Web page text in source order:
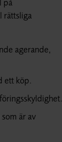
rättsliga
agerande,
ett köp.
är av